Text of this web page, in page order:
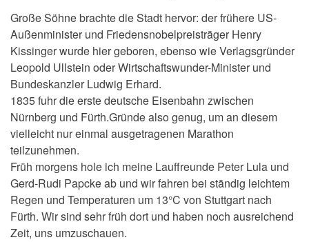
Große Söhne brachte die Stadt hervor: der frühere US-
Außenminister und Friedensnobelpreisträger Henry
Kissinger wurde hier geboren, ebenso wie Verlagsgründer
Leopold Ullstein oder Wirtschaftswunder-Minister und
Bundeskanzler Ludwig Erhard.
1835 fuhr die erste deutsche Eisenbahn zwischen
Nürnberg und Fürth.Gründe also genug, um an diesem
vielleicht nur einmal ausgetragenen Marathon
teilzunehmen.
Früh morgens hole ich meine Lauffreunde Peter Lula und
Gerd-Rudi Papcke ab und wir fahren bei ständig leichtem
Regen und Temperaturen um 13°C von Stuttgart nach
Fürth. Wir sind sehr früh dort und haben noch ausreichend
Zeit, uns umzuschauen.